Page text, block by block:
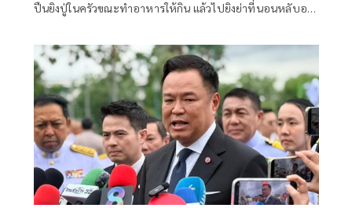
ปืนยิงปู่ในครัวขณะทำอาหารให้กิน แล้วไปยิงย่าที่นอนหลับอยู่